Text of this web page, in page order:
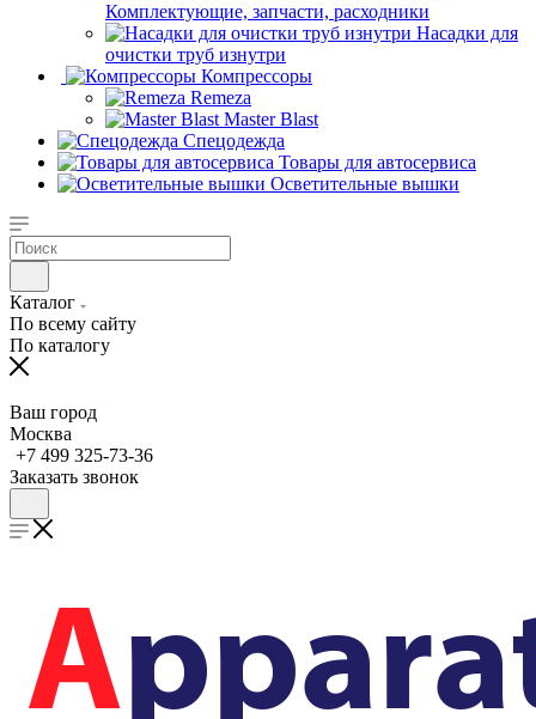
Комплектующие, запчасти, расходники
Насадки для
очистки труб изнутри
Компрессоры
Remeza
Master Blast
Спецодежда
Товары для автосервиса
Осветительные вышки
Каталог
По всему сайту
По каталогу
Ваш город
Москва
+7 499 325-73-36
Заказать звонок